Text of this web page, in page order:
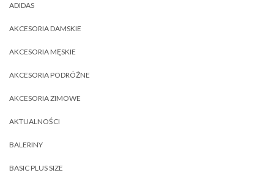
ADIDAS
AKCESORIA DAMSKIE
AKCESORIA MĘSKIE
AKCESORIA PODRÓŻNE
AKCESORIA ZIMOWE
AKTUALNOŚCI
BALERINY
BASIC PLUS SIZE